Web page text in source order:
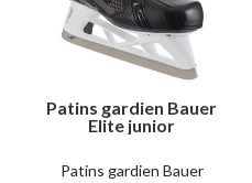
Patins gardien Bauer
Elite junior
Patins gardien Bauer